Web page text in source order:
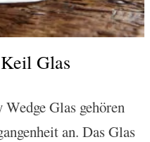
Glas
Glas gehören
an. Das Glas